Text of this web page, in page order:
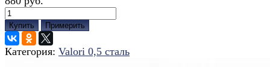
Купить Примерить
Категория: Valori 0,5 сталь